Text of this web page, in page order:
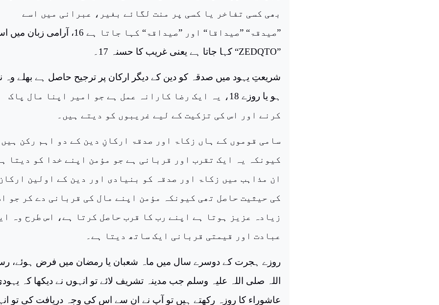
بھی کسی تفاخر یا کسی پر منت لگائے بغیر، عبرانی میں اسے
”صیدقۃ“ ”صیداقا“ اور ”صیداقۃ“ کہا جاتا ہے 16، آرامی زبان
”
ZEDQTO“ کہا جاتا ہے یعنی غریب کا حسنہ 17۔
شریعتِ یہود میں صدقہ کو دین کے دیگر ارکان پر ترجیح حاصل ہے بھلے وہ
ہو یا روزے 18، یہ ایک رضا کارانہ عمل ہے جو امیر اپنا مال پاک
کرنے اور اس کی تزکیت کے لیے غریبوں کو دیتے ہیں۔
سامی قوموں کے ہاں زکاۃ اور صدقۃ ارکانِ دین کے دو اہم رکن ہیں
کیونکہ یہ ایک تقرب اور قربانی ہے جو مؤمن اپنے خدا کو دیتا
ان مذاہب میں زکاۃ اور صدقہ کو بنیادی اور دین کے اولین
کی حیثیت حاصل تھی کیونکہ مؤمن اپنے مال کی قربانی دے کر جو
زیادہ عزیز ہوتا ہے اپنے رب کا قرب حاصل کرتا ہے، اس طرح وہ
عبادت اور قیمتی قربانی ایک ساتھ دیتا ہے۔
روزے ہجرت کے دوسرے سال میں ماہ شعبان یا رمضان میں فرض ہوئے،
اللہ صلی اللہ علیہ وسلم جب مدینہ تشریف لائے تو انہوں نے دیکھا کہ
عاشوراء کا روزہ رکھتے ہیں تو آپ نے ان سے اس کی وجہ دریافت کی تو